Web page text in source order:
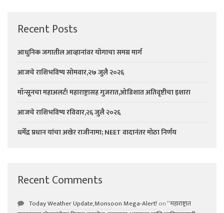
Recent Posts
आधुनिक जगातील आव्हानांवर योगाचा समग्र मार्ग
आजचे राशिभविष्य सोमवार,२७ जुलै २०२६
मॉन्सूनचा महाअलर्ट! महाराष्ट्रासह गुजरात,ओडिशात अतिवृष्टीचा इशारा
आजचे राशिभविष्य रविवार,२६ जुलै २०२६
धर्मेंद्र प्रधान यांचा अखेर राजीनामा; NEET वादानंतर मोठा निर्णय
Recent Comments
Today Weather Update,Monsoon Mega-Alert! on“महाराष्ट्रात